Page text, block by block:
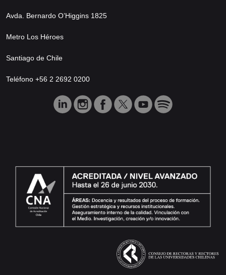
Avda. Bernardo O’Higgins 1825
Metro Los Héroes
Santiago de Chile
Teléfono +56 2 2692 0200